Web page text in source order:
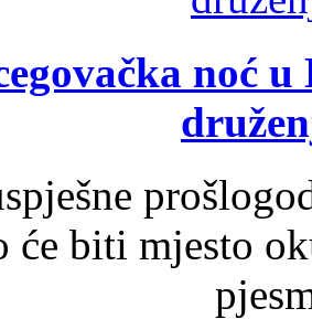
noć
će biti mjesto